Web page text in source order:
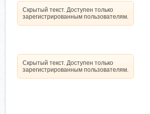
Скрытый текст. Доступен только
зарегистрированным пользователям.
Скрытый текст. Доступен только
зарегистрированным пользователям.